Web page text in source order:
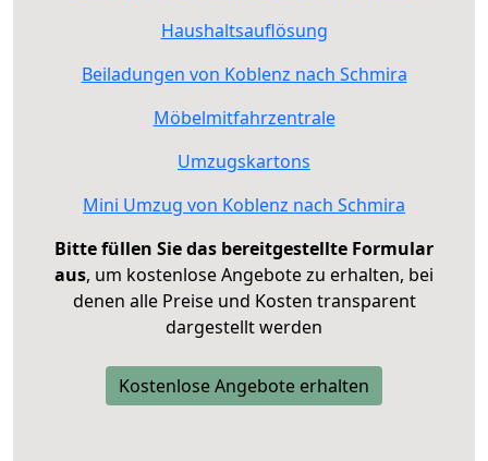
Haushaltsauflösung
Beiladungen von Koblenz nach Schmira
Möbelmitfahrzentrale
Umzugskartons
Mini Umzug von Koblenz nach Schmira
Bitte füllen Sie das bereitgestellte Formular
aus, um kostenlose Angebote zu erhalten, bei
denen alle Preise und Kosten transparent
dargestellt werden
Kostenlose Angebote erhalten